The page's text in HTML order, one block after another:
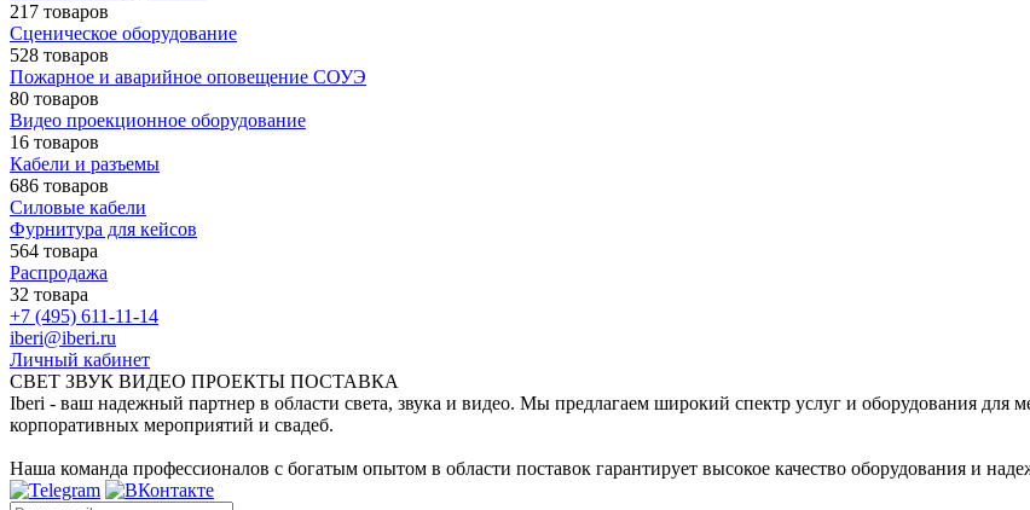
217 товаров
Сценическое оборудование
528 товаров
Пожарное и аварийное оповещение СОУЭ
80 товаров
Видео проекционное оборудование
16 товаров
Кабели и разъемы
686 товаров
Силовые кабели
Фурнитура для кейсов
564 товара
Распродажа
32 товара
+7 (495) 611-11-14
iberi@iberi.ru
Личный кабинет
СВЕТ ЗВУК ВИДЕО ПРОЕКТЫ ПОСТАВКА
Iberi - ваш надежный партнер в области света, звука и видео. Мы предлагаем широкий спектр услуг и оборудования для
корпоративных мероприятий и свадеб.
Наша команда профессионалов с богатым опытом в области поставок гарантирует высокое качество оборудования и